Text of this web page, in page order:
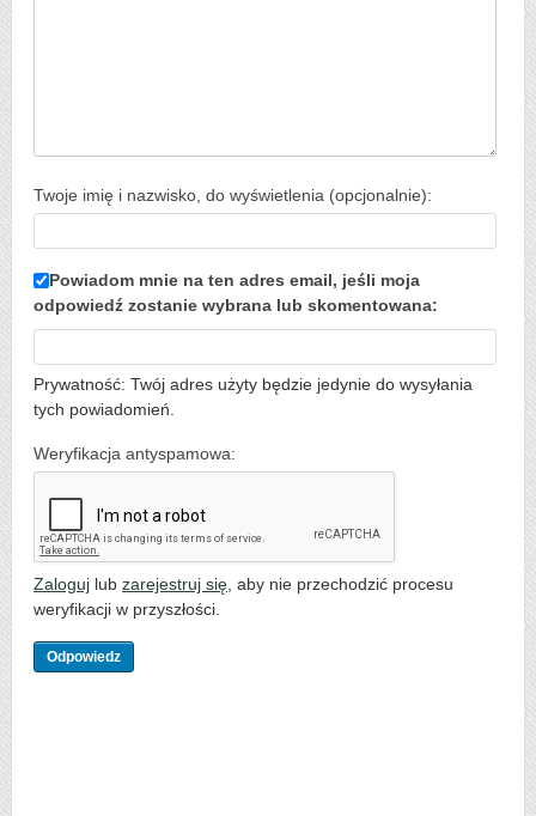
Twoje imię i nazwisko, do wyświetlenia (opcjonalnie):
Powiadom mnie na ten adres email, jeśli moja
odpowiedź zostanie wybrana lub skomentowana:
Prywatność: Twój adres użyty będzie jedynie do wysyłania
tych powiadomień.
Weryfikacja antyspamowa:
Zaloguj lub zarejestruj się , aby nie przechodzić procesu
weryfikacji w przyszłości.